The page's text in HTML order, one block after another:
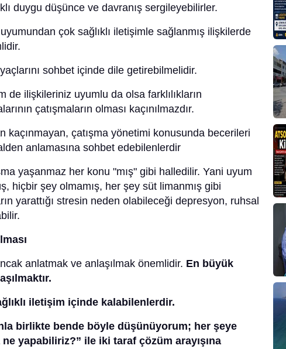
duygu düşünce ve davranış sergileyebilirler.
çok sağlıklı iletişimle sağlanmış ilişkilerde
sohbet içinde dile getirebilmelidir.
de ilişkileriniz uyumlu da olsa farklılıkların
çatışmaların olması kaçınılmazdır.
kaçınmayan, çatışma yönetimi konusunda becerileri
anlamasına sohbet edebilenlerdir
yaşanmaz her konu "mış" gibi halledilir. Yani uyum
hiçbir şey olmamış, her şey süt limanmış gibi
yarattığı stresin neden olabileceği depresyon, ruhsal
anlatmak ve anlaşılmak önemlidir. En büyük
iletişim içinde kalabilenlerdir.
birlikte bende böyle düşünüyorum; her şeye
yapabiliriz?” ile iki taraf çözüm arayışına